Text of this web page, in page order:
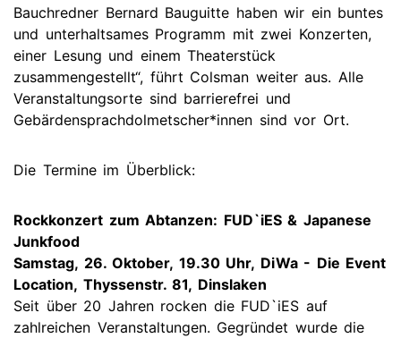
Bauchredner Bernard Bauguitte haben wir ein buntes
und unterhaltsames Programm mit zwei Konzerten,
einer Lesung und einem Theaterstück
zusammengestellt“, führt Colsman weiter aus. Alle
Veranstaltungsorte sind barrierefrei und
Gebärdensprachdolmetscher*innen sind vor Ort.
Die Termine im Überblick:
Rockkonzert zum Abtanzen: FUD`iES & Japanese
Junkfood
Samstag, 26. Oktober, 19.30 Uhr, DiWa - Die Event
Location, Thyssenstr. 81, Dinslaken
Seit über 20 Jahren rocken die FUD`iES auf
zahlreichen Veranstaltungen. Gegründet wurde die